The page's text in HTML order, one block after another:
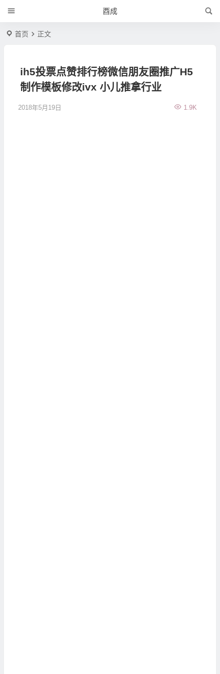
酉成
首页 正文
ih5投票点赞排行榜微信朋友圈推广H5
制作模板修改ivx 小儿推拿行业
2018年5月19日 1.9K